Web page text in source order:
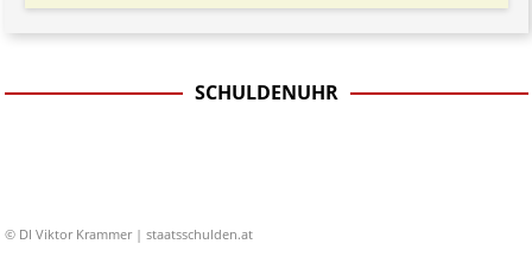
SCHULDENUHR
© DI Viktor Krammer | staatsschulden.at